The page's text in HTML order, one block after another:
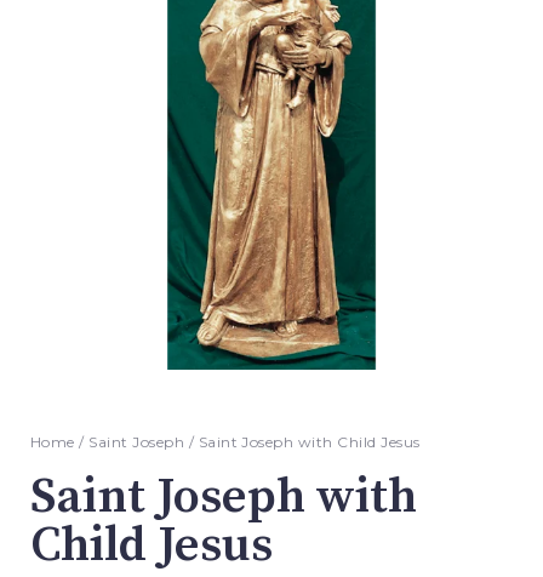
Home / Saint Joseph / Saint Joseph with Child Jesus
Saint Joseph with
Child Jesus